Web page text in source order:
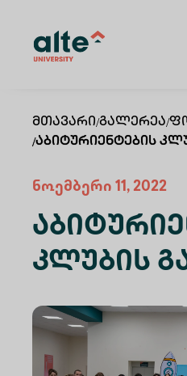
Მთავარი/Გალერეა/
/Აბიტურიენტების
ნოემბერი 11, 2022
Კლუბის